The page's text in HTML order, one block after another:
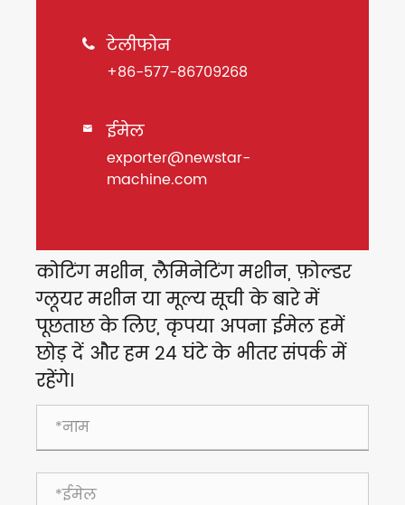
 टेलीफोन
+86-577-86709268
 ईमेल
exporter@newstar-
machine.com
कोटिंग मशीन, लैमिनेटिंग मशीन, फ़ोल्डर
ग्लूयर मशीन या मूल्य सूची के बारे में
पूछताछ के लिए, कृपया अपना ईमेल हमें
छोड़ दें और हम 24 घंटे के भीतर संपर्क में
रहेंगे।